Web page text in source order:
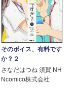
そのボイス、有料です
か？２
さなだはつね 須賀 NH
Ncomico株式会社